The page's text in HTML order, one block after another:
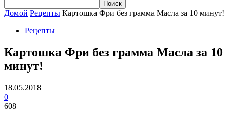
Домой Рецепты Картошка Фри без грамма Масла за 10 минут!
Рецепты
Картошка Фри без грамма Масла за 10
минут!
18.05.2018
0
608